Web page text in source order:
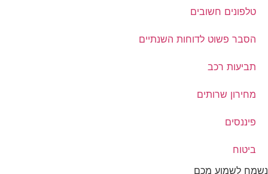
טלפונים חשובים
הסבר פשוט לדוחות השנתיים
תביעות רכב
מחירון שרותים
פיננסים
ביטוח
נשמח לשמוע מכם